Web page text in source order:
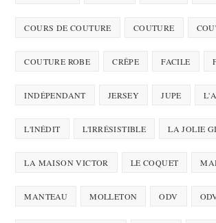
COURS DE COUTURE COUTURE
COUTURE ROBE CRÊPE FACILE
INDÉPENDANT JERSEY JUPE
L'INÉDIT L'IRRÉSISTIBLE LA JOLIE
LA MAISON VICTOR LE COQUET
MANTEAU MOLLETON ODV